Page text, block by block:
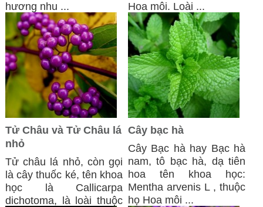
hương nhu ...
Hoa môi. Loài ...
Tử Châu và Tử Châu lá
nhỏ
Tử châu lá nhỏ, còn gọi
là cây thuốc ké, tên khoa
học là Callicarpa
dichotoma, là loài thuộc
Cây bạc hà
Cây Bạc hà hay Bạc hà
nam, tô bạc hà, dạ tiên
hoa tên khoa học:
Mentha arvenis L , thuộc
họ Hoa môi ...